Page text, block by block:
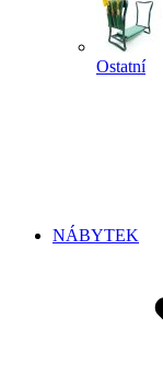
Ostatní
NÁBYTEK